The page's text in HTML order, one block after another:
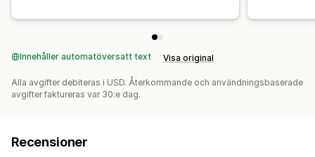
Innehåller automatöversatt text Visa original
Alla avgifter debiteras i USD. Återkommande och användningsbaserade
avgifter faktureras var 30:e dag.
Recensioner